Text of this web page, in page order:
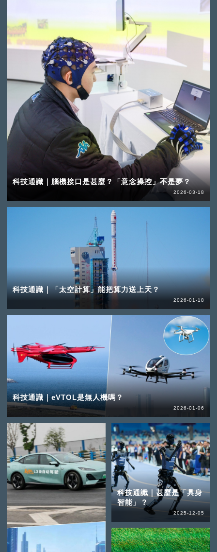
科技通識｜腦機接口是甚麼？「意念操控」不是夢？
2026-03-18
科技通識｜「太空計算」能把算力送上天？
2026-01-18
科技通識｜eVTOL是無人機嗎？
2026-01-06
科技通識｜甚麼是「具身
智能」？
2025-12-05